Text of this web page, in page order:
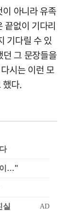
아니라 유족
끝없이 기다리
기다릴 수 있
그 문장들을
시는 이런 모
했다.
이…"